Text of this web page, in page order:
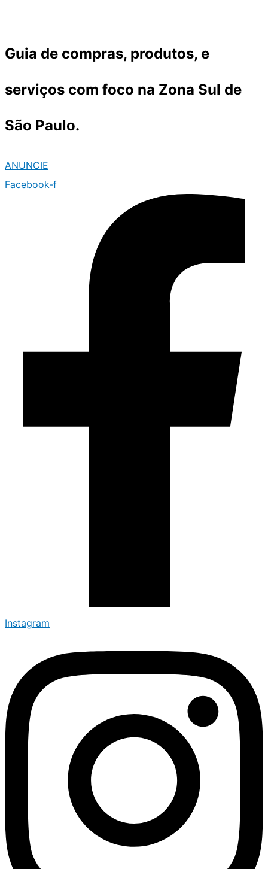
o
Guia de compras, produtos, e
serviços com foco na Zona Sul de
São Paulo.
ANUNCIE
Facebook-f
Instagram